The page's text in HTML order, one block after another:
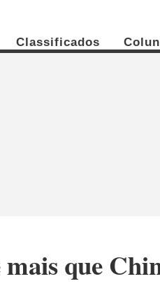
Classificados
que